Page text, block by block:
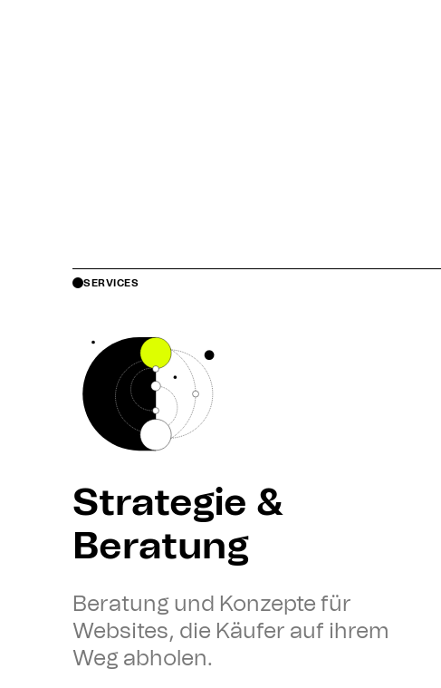
SERVICES
Strategie &
Beratung
Beratung und Konzepte für
Websites, die Käufer auf ihrem
Weg abholen.